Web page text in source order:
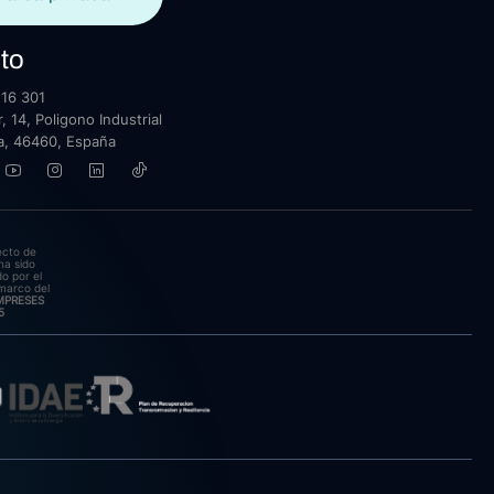
301
14, Poligono Industrial
46460, España
de
sido
por el
del